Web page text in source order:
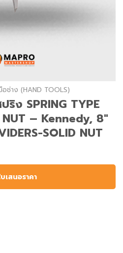
อช่าง (HAND TOOLS)
ริง SPRING TYPE
NUT – Kennedy, 8″
SOLID NUT
เสนอราคา